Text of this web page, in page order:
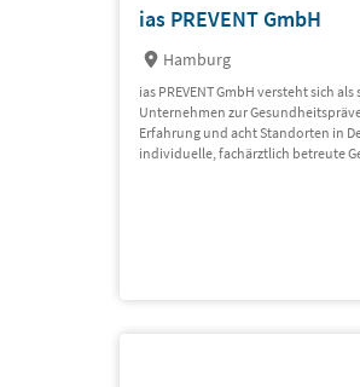
ias PREVENT GmbH
Hamburg
ias PREVENT GmbH versteht sich
Unternehmen zur
Erfahrung und acht Standorten in
individuelle, fachärztlich betreute